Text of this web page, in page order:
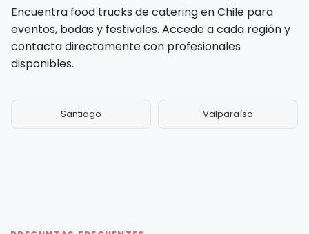
Encuentra food trucks de catering en Chile para
eventos, bodas y festivales. Accede a cada región y
contacta directamente con profesionales
disponibles.
Santiago Valparaíso